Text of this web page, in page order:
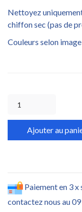
Nettoyez
chiffon sec (pas de
Couleurs selon image
Ajouter au
Paiement en 3
contactez nous au